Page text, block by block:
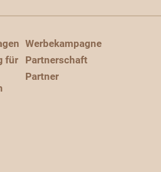
für
Werbekampagne
Partnerschaft
Partner